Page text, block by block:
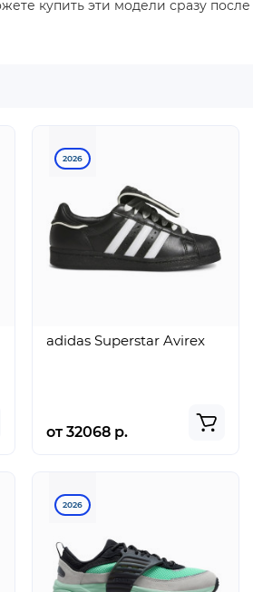
купить эти модели сразу
2026
adidas Superstar Avirex
от 32068 р.
2026